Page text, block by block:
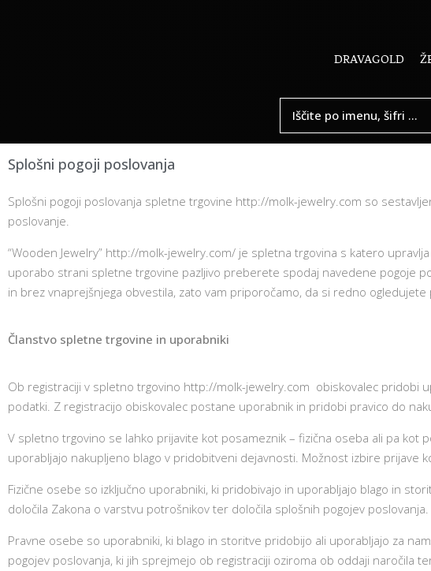
DRAVAGOLD
Splošni pogoji poslovanja
Splošni pogoji poslovanja spletne trgovine http://molk-jewelry.com so
poslovanje.
“Wooden Jewelry” http://molk-jewelry.com/ je spletna trgovina s katero upravlja
uporabo strani spletne trgovine pazljivo preberete spodaj navedene pogoje
in brez vnaprejšnjega obvestila, zato vam priporočamo, da si redno
Članstvo spletne trgovine in uporabniki
Ob registraciji v spletno trgovino http://molk-jewelry.com obiskovalec pridobi
podatki. Z registracijo obiskovalec postane uporabnik in pridobi pravico do
V spletno trgovino se lahko prijavite kot posameznik – fizična oseba ali pa
uporabljajo nakupljeno blago v pridobitveni dejavnosti. Možnost izbire prijave
Fizične osebe so izključno uporabniki, ki pridobivajo in uporabljajo blago in
določila Zakona o varstvu potrošnikov ter določila splošnih pogojev poslovanja.
Pravne osebe so uporabniki, ki blago in storitve pridobijo ali uporabljajo za
pogojev poslovanja, ki jih sprejmejo ob registraciji oziroma ob oddaji naročila